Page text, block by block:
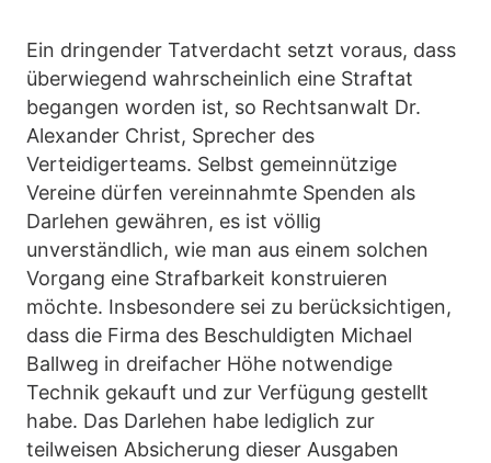
Ein dringender Tatverdacht setzt voraus, dass
überwiegend wahrscheinlich eine Straftat
begangen worden ist, so Rechtsanwalt Dr.
Alexander Christ, Sprecher des
Verteidigerteams. Selbst gemeinnützige
Vereine dürfen vereinnahmte Spenden als
Darlehen gewähren, es ist völlig
unverständlich, wie man aus einem solchen
Vorgang eine Strafbarkeit konstruieren
möchte. Insbesondere sei zu berücksichtigen,
dass die Firma des Beschuldigten Michael
Ballweg in dreifacher Höhe notwendige
Technik gekauft und zur Verfügung gestellt
habe. Das Darlehen habe lediglich zur
teilweisen Absicherung dieser Ausgaben